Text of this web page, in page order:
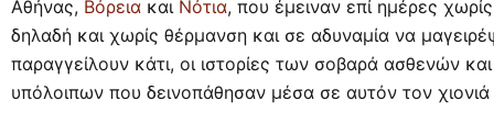
Αθήνας, Βόρεια και Νότια, που έμειναν επί ημέρες
δηλαδή και χωρίς θέρμανση και σε αδυναμία να
παραγγείλουν κάτι, οι ιστορίες των σοβαρά ασθενών
υπόλοιπων που δεινοπάθησαν μέσα σε αυτόν τον χιονιά